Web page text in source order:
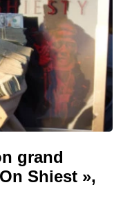
grand
Shiest »,